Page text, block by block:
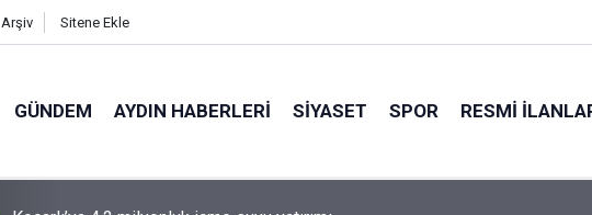
Arşiv Sitene Ekle
GÜNDEM AYDIN HABERLERI SIYASET SPOR RESMI